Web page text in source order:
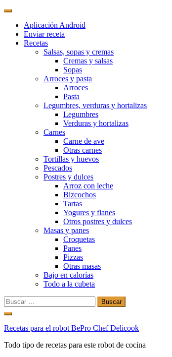
Aplicación Android
Enviar receta
Recetas
Salsas, sopas y cremas
Cremas y salsas
Sopas
Arroces y pasta
Arroces
Pasta
Legumbres, verduras y hortalizas
Legumbres
Verduras y hortalizas
Carnes
Carne de ave
Otras carnes
Tortillas y huevos
Pescados
Postres y dulces
Arroz con leche
Bizcochos
Tartas
Yogures y flanes
Otros postres y dulces
Masas y panes
Croquetas
Panes
Pizzas
Otras masas
Bajo en calorías
Todo a la cubeta
Buscar:
Ir
contenido
Recetas para el robot BePro Chef Delicook
Todo tipo de recetas para este robot de cocina